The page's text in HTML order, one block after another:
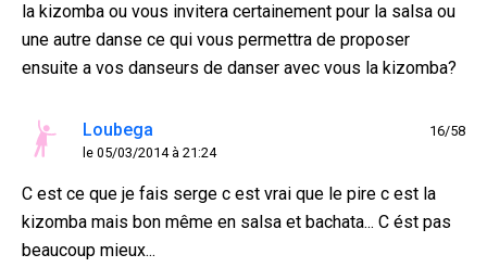
la kizomba ou vous invitera certainement pour la salsa ou
une autre danse ce qui vous permettra de proposer
ensuite a vos danseurs de danser avec vous la kizomba?
Loubega
le 05/03/2014 à 21:24
16/58
C est ce que je fais serge c est vrai que le pire c est la
kizomba mais bon même en salsa et bachata... C ést pas
beaucoup mieux...